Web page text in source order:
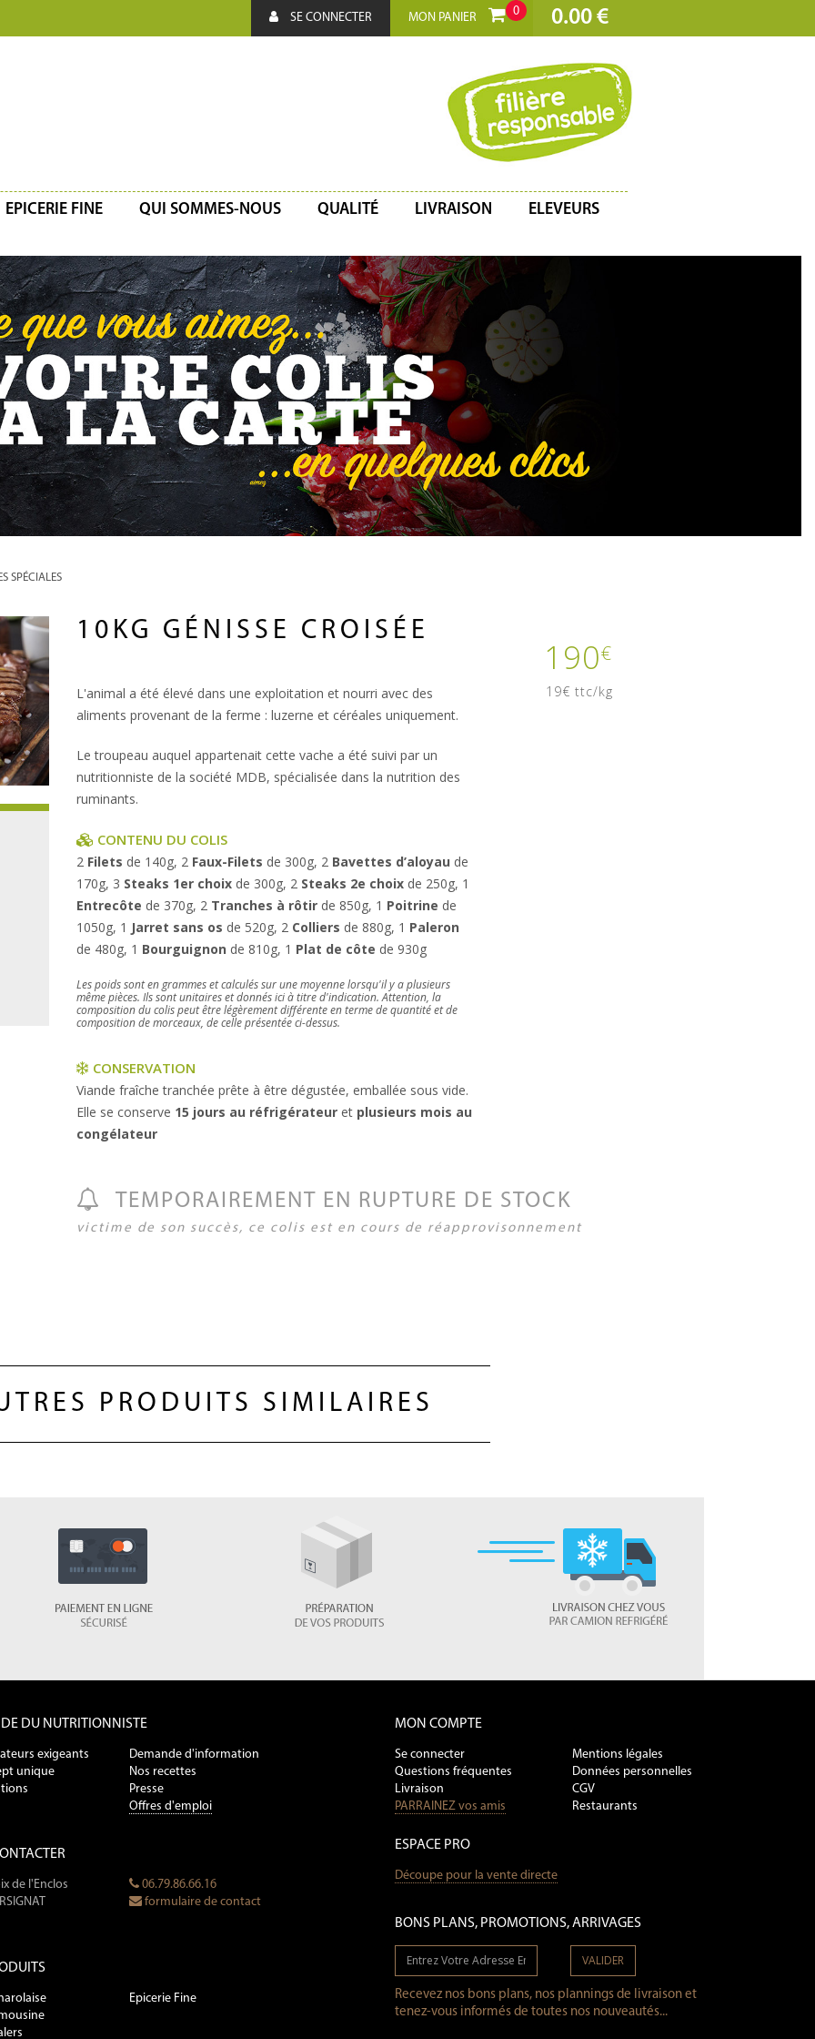
SE CONNECTER MON PANIER 0 0.00 €
EPICERIE FINE QUI SOMMES-NOUS QUALITÉ LIVRAISON ELEVEURS
SPÉCIALES
10KG GÉNISSE CROISÉE
L'animal a été élevé dans une exploitation et nourri avec des
aliments provenant de la ferme : luzerne et céréales uniquement.
Le troupeau auquel appartenait cette vache a été suivi par un
nutritionniste de la société MDB, spécialisée dans la nutrition des
ruminants.
CONTENU DU COLIS
2 Filets de 140g, 2 Faux-Filets de 300g, 2 Bavettes d’aloyau de
170g, 3 Steaks 1er choix de 300g, 2 Steaks 2e choix de 250g, 1
Entrecôte de 370g, 2 Tranches à rôtirde 850g, 1 Poitrine de
1050g, 1 Jarret sans os de 520g, 2 Colliers de 880g, 1 Paleron
de 480g, 1 Bourguignon de 810g, 1 Plat de côte de 930g
Les poids sont en grammes et calculés sur une moyenne lorsqu'il y a plusieurs
même pièces. Ils sont unitaires et donnés ici à titre d'indication. Attention, la
composition du colis peut être légèrement différente en terme de quantité et de
composition de morceaux, de celle présentée ci-dessus.
CONSERVATION
Viande fraîche tranchée prête à être dégustée, emballée sous vide.
Elle se conserve 15 jours au réfrigérateuret plusieurs mois au
congélateur
190€
19€ ttc/kg
TEMPORAIREMENT EN RUPTURE DE STOCK
victime de son succès, ce colis est en cours de réapprovisonnement
PRODUITS SIMILAIRES
DU NUTRITIONNISTE
exigeants
unique
Demande d'information
Nos recettes
Presse
Offres d'emploi
de l'Enclos
06.79.86.66.16
formulaire de contact
Epicerie Fine
MON COMPTE
Se connecter
Questions fréquentes
Livraison
PARRAINEZ vos amis
Mentions légales
Données personnelles
CGV
Restaurants
ESPACE PRO
Découpe pour la vente directe
BONS PLANS, PROMOTIONS, ARRIVAGES
VALIDER
Recevez nos bons plans, nos plannings de livraison et
tenez-vous informés de toutes nos nouveautés...